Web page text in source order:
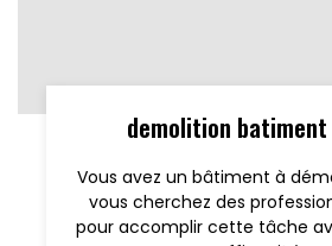
demolition
Vous avez un bâtiment à
vous cherchez des
pour accomplir cette tâche